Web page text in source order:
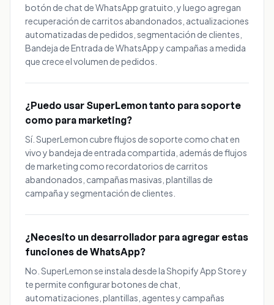
botón de chat de WhatsApp gratuito, y luego agregan
recuperación de carritos abandonados, actualizaciones
automatizadas de pedidos, segmentación de clientes,
Bandeja de Entrada de WhatsApp y campañas a medida
que crece el volumen de pedidos.
¿Puedo usar SuperLemon tanto para soporte
como para marketing?
Sí. SuperLemon cubre flujos de soporte como chat en
vivo y bandeja de entrada compartida, además de flujos
de marketing como recordatorios de carritos
abandonados, campañas masivas, plantillas de
campaña y segmentación de clientes.
¿Necesito un desarrollador para agregar estas
funciones de WhatsApp?
No. SuperLemon se instala desde la Shopify App Store y
te permite configurar botones de chat,
automatizaciones, plantillas, agentes y campañas